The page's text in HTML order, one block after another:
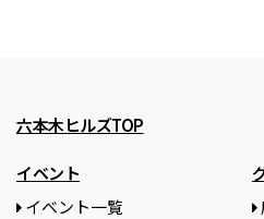
六本木ヒルズTOP
イベント
イベント一覧